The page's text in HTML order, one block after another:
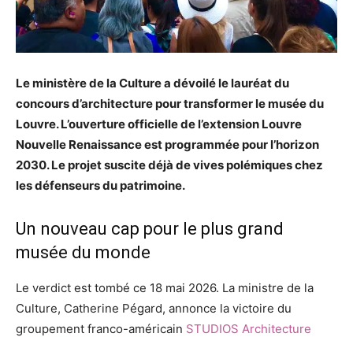
Le ministère de la Culture a dévoilé le lauréat du
concours d’architecture pour transformer le musée du
Louvre. L’ouverture officielle de l’extension Louvre
Nouvelle Renaissance est programmée pour l’horizon
2030. Le projet suscite déjà de vives polémiques chez
les défenseurs du patrimoine.
Un nouveau cap pour le plus grand
musée du monde
Le verdict est tombé ce 18 mai 2026. La ministre de la
Culture, Catherine Pégard, annonce la victoire du
groupement franco-américain STUDIOS Architecture